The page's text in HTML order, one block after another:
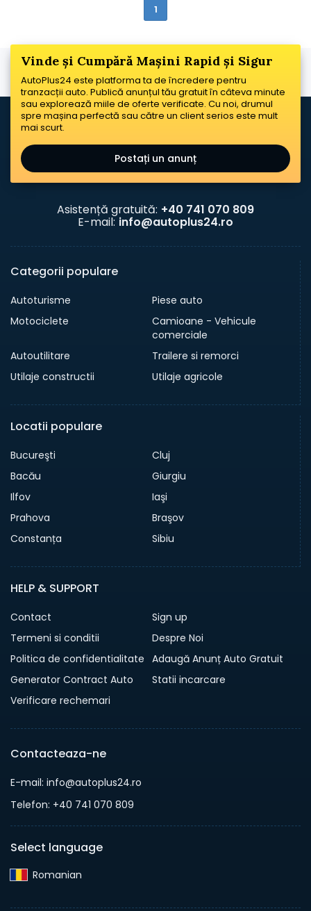
1
Vinde și Cumpără Mașini Rapid și Sigur
AutoPlus24 este platforma ta de încredere pentru
tranzacții auto. Publică anunțul tău gratuit în câteva minute
sau explorează miile de oferte verificate. Cu noi, drumul
spre mașina perfectă sau către un client serios este mult
mai scurt.
Postați un anunț
Asistență gratuită: +40 741 070 809
E-mail: info@autoplus24.ro
Categorii populare
Autoturisme
Piese auto
Motociclete
Camioane - Vehicule
comerciale
Autoutilitare
Trailere si remorci
Utilaje constructii
Utilaje agricole
Locatii populare
Bucureşti
Cluj
Bacău
Giurgiu
Ilfov
Iaşi
Prahova
Braşov
Constanța
Sibiu
HELP & SUPPORT
Contact
Sign up
Termeni si conditii
Despre Noi
Politica de confidentialitate Adaugă Anunț Auto Gratuit
Generator Contract Auto
Statii incarcare
Verificare rechemari
Contacteaza-ne
E-mail: info@autoplus24.ro
Telefon: +40 741 070 809
Select language
Romanian‎